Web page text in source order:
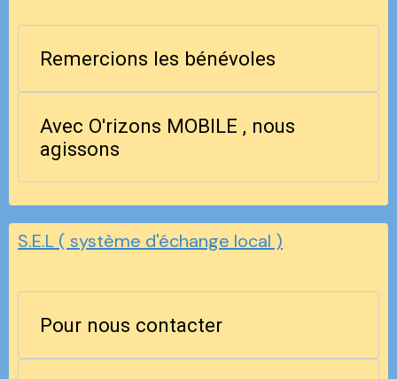
Remercions les bénévoles
Avec O'rizons MOBILE , nous
agissons
S.E.L ( système d'échange local )
Pour nous contacter